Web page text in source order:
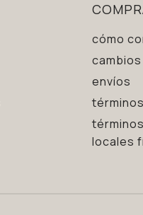
cómo
envíos
locales